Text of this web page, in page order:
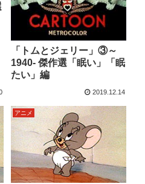
「トムとジェリー」③～
1940- 傑作選「眠い」「眠
たい」編
2019.12.14
アニメ